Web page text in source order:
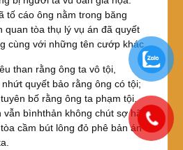
tố cáo ông nằm trong băng
quan tòa thụ lý vụ án đã quyết
cùng với những tên cướp khác.
than rằng ông ta vô tội,
quyết bảo rằng ông có tội;
bố rằng ông ta phạm tội.
bìnhthản không chút sợ hãi
cầm bút lông đỏ phê bản án